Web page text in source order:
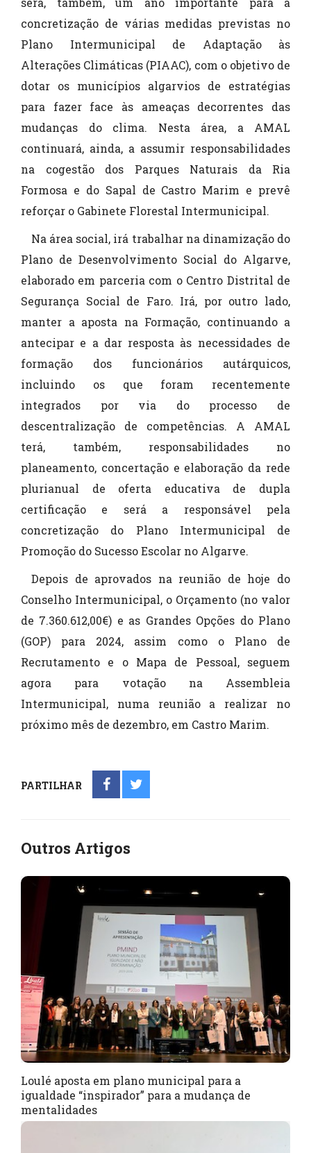
concretização de várias medidas previstas no
Plano Intermunicipal de Adaptação às
Alterações Climáticas (PIAAC), com o objetivo de
dotar os municípios algarvios de estratégias
para fazer face às ameaças decorrentes das
mudanças do clima. Nesta área, a AMAL
continuará, ainda, a assumir responsabilidades
na cogestão dos Parques Naturais da Ria
Formosa e do Sapal de Castro Marim e prevê
reforçar o Gabinete Florestal Intermunicipal.
Na área social, irá trabalhar na dinamização do
Plano de Desenvolvimento Social do Algarve,
elaborado em parceria com o Centro Distrital de
Segurança Social de Faro. Irá, por outro lado,
manter a aposta na Formação, continuando a
antecipar e a dar resposta às necessidades de
formação dos funcionários autárquicos,
incluindo os que foram recentemente
integrados por via do processo de
descentralização de competências. A AMAL
terá, também, responsabilidades no
planeamento, concertação e elaboração da rede
plurianual de oferta educativa de dupla
certificação e será a responsável pela
concretização do Plano Intermunicipal de
Promoção do Sucesso Escolar no Algarve.
Depois de aprovados na reunião de hoje do
Conselho Intermunicipal, o Orçamento (no valor
de 7.360.612,00€) e as Grandes Opções do Plano
(GOP) para 2024, assim como o Plano de
Recrutamento e o Mapa de Pessoal, seguem
agora para votação na Assembleia
Intermunicipal, numa reunião a realizar no
próximo mês de dezembro, em Castro Marim.
PARTILHAR
Outros Artigos
Loulé aposta em plano municipal para a
igualdade “inspirador” para a mudança de
mentalidades